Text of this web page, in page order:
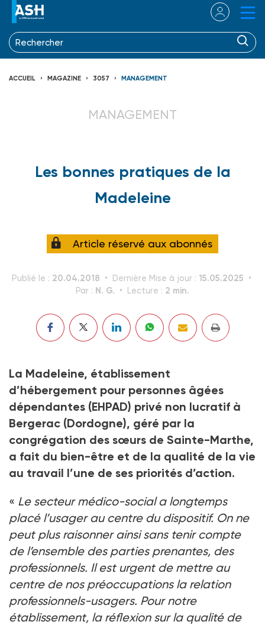
ACCUEIL MAGAZINE 3057 MANAGEMENT
MANAGEMENT
Les bonnes pratiques de la
Madeleine
Article réservé aux abonnés
Publié le : 20.04.2018 Dernière Mise à jour : 15.05.2025
Par : N. G. Lecture : 2 min.
La Madeleine, établissement
d’hébergement pour personnes âgées
dépendantes (EHPAD) privé non lucratif à
Bergerac (Dordogne), géré par la
congrégation des sœurs de Sainte-Marthe,
a fait du bien-être et de la qualité de la vie
au travail l’une de ses priorités d’action.
« Le secteur médico-social a longtemps
placé l’usager au centre du dispositif. On ne
peut plus raisonner ainsi sans tenir compte
de l’ensemble des parties prenantes, des
professionnels. Il est urgent de mettre au
centre de nos préoccupations la relation
professionnels-usagers. Pour notre
établissement, la réflexion sur la qualité de